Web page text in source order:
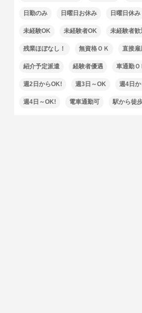
日勤のみ 日曜日お休み 日曜日休み
未経験OK 未経験者OK 未経験者歓
残業ほぼなし！ 無資格ＯＫ 直接雇
紹介予定派遣 経験者優遇 車通勤Ｏ
週2日からOK! 週3日～OK 週4日か
週4日～OK! 電車通勤可 駅から徒